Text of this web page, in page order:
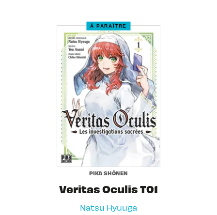
À PARAÎTRE
PIKA SHÔNEN
Veritas Oculis T01
Natsu Hyuuga